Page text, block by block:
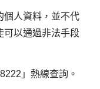
個人資料，並不代
可以通過非法手段
」熱線查詢。